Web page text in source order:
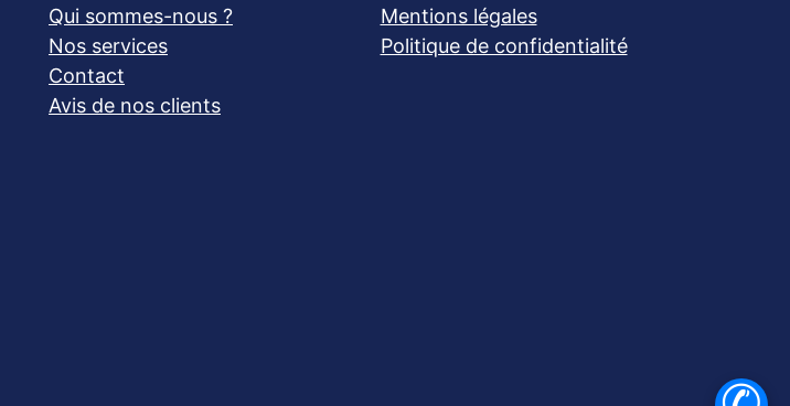
Qui sommes-nous ?
Nos services
Contact
Avis de nos clients
Mentions légales
Politique de confidentialité